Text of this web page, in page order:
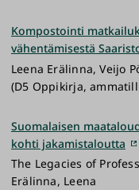
Kompostointi
vähentämisestä
Leena Erälinna, Veijo
(D5 Oppikirja,
Suomalaisen
kohti jakamistaloutta
The Legacies of
Erälinna, Leena